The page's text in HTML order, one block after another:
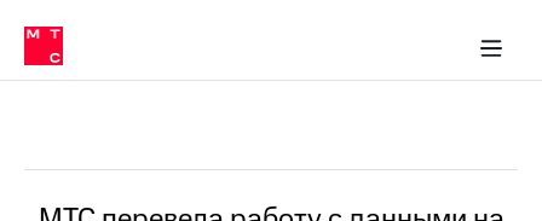
Медиа-центр
и акционерам
Устойчивое развитие
Комплаенс и деловая этика
компании
Карьера
в МТС
Пресс-